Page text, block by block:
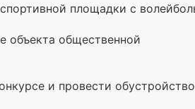
площадки с
объекта общественной
и провести обустройство